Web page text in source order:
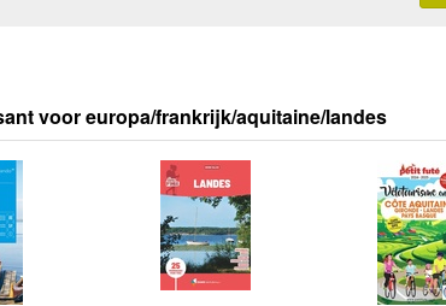
voor europa/frankrijk/aquitaine/landes